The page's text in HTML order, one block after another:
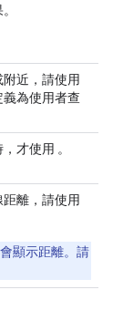
附近 ，請使用
為使用者查
才使用 。
距離 ，請使用
顯示距離。請